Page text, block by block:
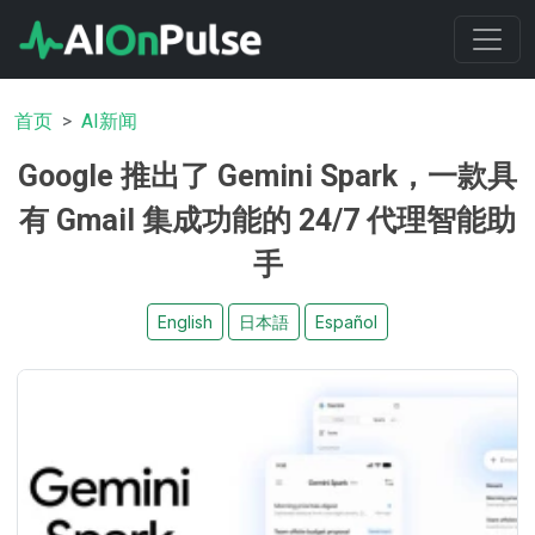
首页 AI新闻
Google 推出了 Gemini Spark，一款具
有 Gmail 集成功能的 24/7 代理智能助
手
English 日本語 Español